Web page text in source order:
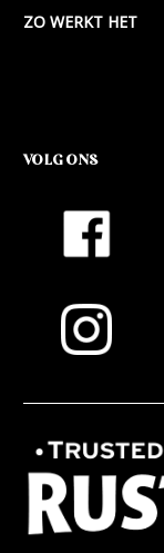
ZO WERKT HET
VOLG ONS